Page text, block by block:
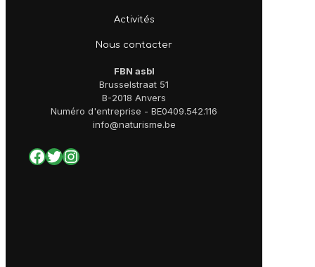
Activités
Nous contacter
FBN asbl
Brusselstraat 51
B-2018 Anvers
Numéro d'entreprise - BE0409.542.116
info@naturisme.be
Facebook
Twitter
Instagram